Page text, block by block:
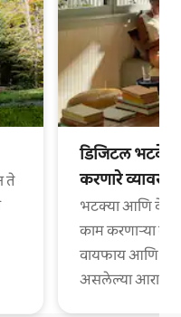
ते
डिजिटल भटके
करणारे
भटक्या आणि
काम करणाऱ्या
वायफाय आणि
असलेल्या